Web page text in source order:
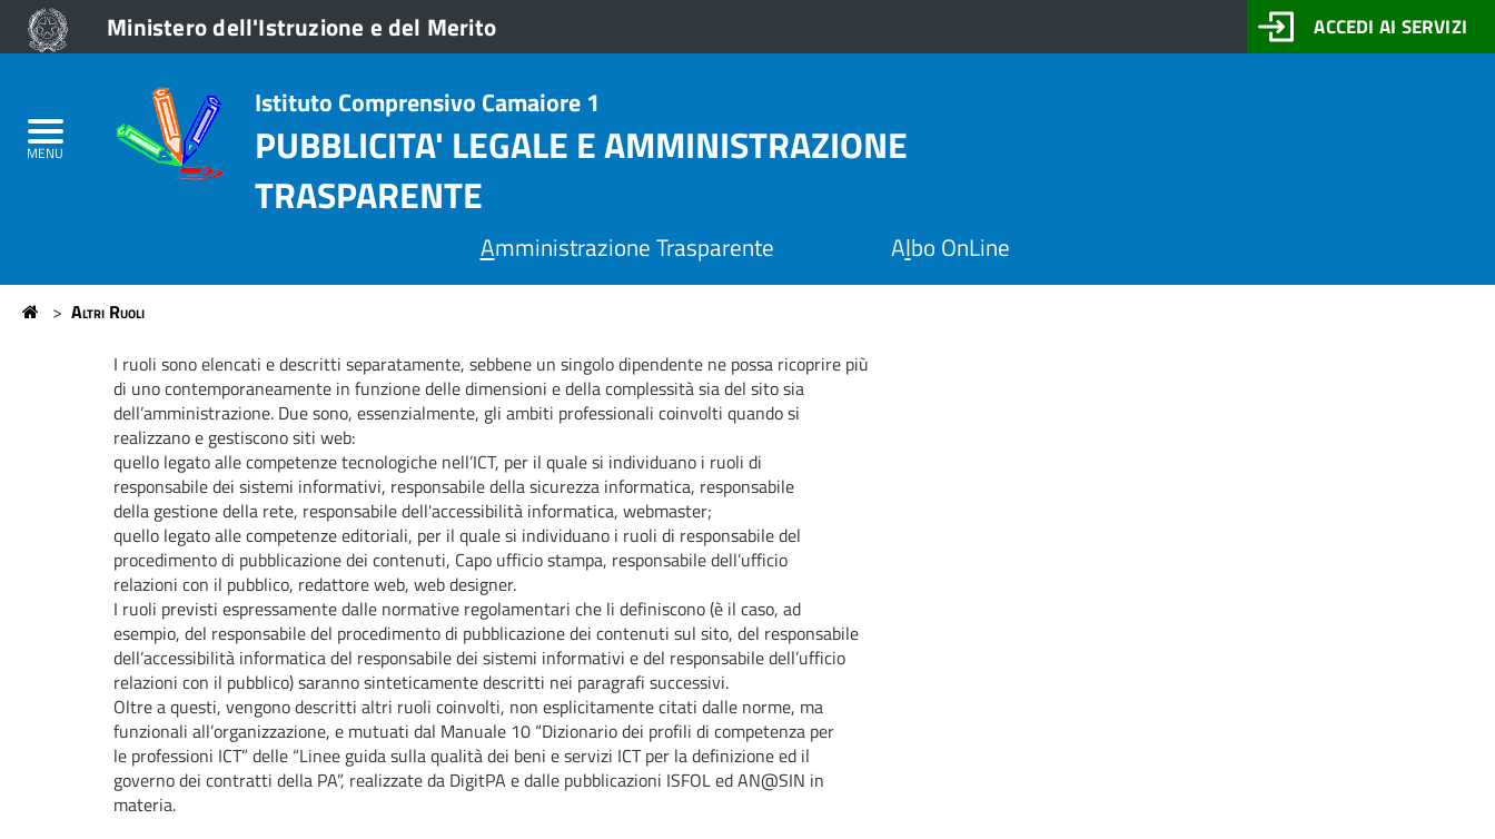
Albo OnLine
Amministrazione Trasparente
Ministero dell'Istruzione e del Merito ACCEDI AI SERVIZI
Istituto
Comprensivo
Camaiore
MENU
Istituto Comprensivo Camaiore 1
PUBBLICITA' LEGALE E AMMINISTRAZIONE
TRASPARENTE
Amministrazione Trasparente Albo OnLine
Home
> Altri Ruoli
I ruoli sono elencati e descritti separatamente, sebbene un singolo dipendente ne possa ricoprire più
di uno contemporaneamente in funzione delle dimensioni e della complessità sia del sito sia
dell’amministrazione. Due sono, essenzialmente, gli ambiti professionali coinvolti quando si
realizzano e gestiscono siti web:
quello legato alle competenze tecnologiche nell’ICT, per il quale si individuano i ruoli di
responsabile dei sistemi informativi, responsabile della sicurezza informatica, responsabile
della gestione della rete, responsabile dell'accessibilità informatica, webmaster;
quello legato alle competenze editoriali, per il quale si individuano i ruoli di responsabile del
procedimento di pubblicazione dei contenuti, Capo ufficio stampa, responsabile dell’ufficio
relazioni con il pubblico, redattore web, web designer.
I ruoli previsti espressamente dalle normative regolamentari che li definiscono (è il caso, ad
esempio, del responsabile del procedimento di pubblicazione dei contenuti sul sito, del responsabile
dell’accessibilità informatica del responsabile dei sistemi informativi e del responsabile dell’ufficio
relazioni con il pubblico) saranno sinteticamente descritti nei paragrafi successivi.
Oltre a questi, vengono descritti altri ruoli coinvolti, non esplicitamente citati dalle norme, ma
funzionali all’organizzazione, e mutuati dal Manuale 10 “Dizionario dei profili di competenza per
le professioni ICT” delle “Linee guida sulla qualità dei beni e servizi ICT per la definizione ed il
governo dei contratti della PA”, realizzate da DigitPA e dalle pubblicazioni ISFOL ed AN@SIN in
materia.